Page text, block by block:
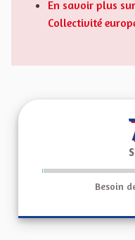
En savoir plus
Collectivité
Besoin